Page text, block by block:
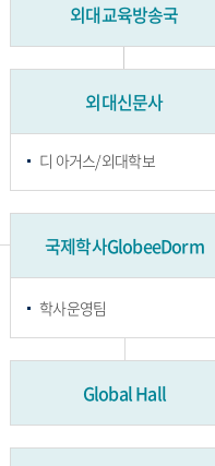
외대교육방송국
외대신문사
디 아거스/외대학보
국제학사GlobeeDorm
학사운영팀
Global Hall